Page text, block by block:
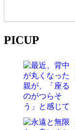
PICUP